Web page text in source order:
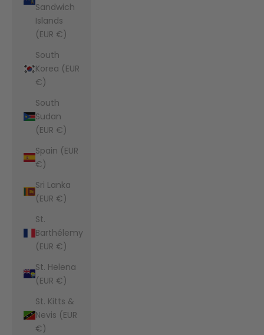
Sandwich
Islands
(EUR €)
South
Korea (EUR
€)
South
Sudan
(EUR €)
Spain (EUR
€)
Sri Lanka
(EUR €)
St.
Barthélemy
(EUR €)
St. Helena
(EUR €)
St. Kitts &
Nevis (EUR
€)